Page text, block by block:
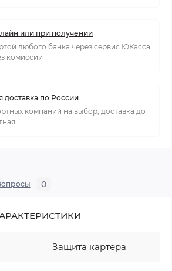
или при получении
любого банка через сервис ЮКасса
комиссии
доставка по России
компаний на выбор, доставка до
0
Защита картера